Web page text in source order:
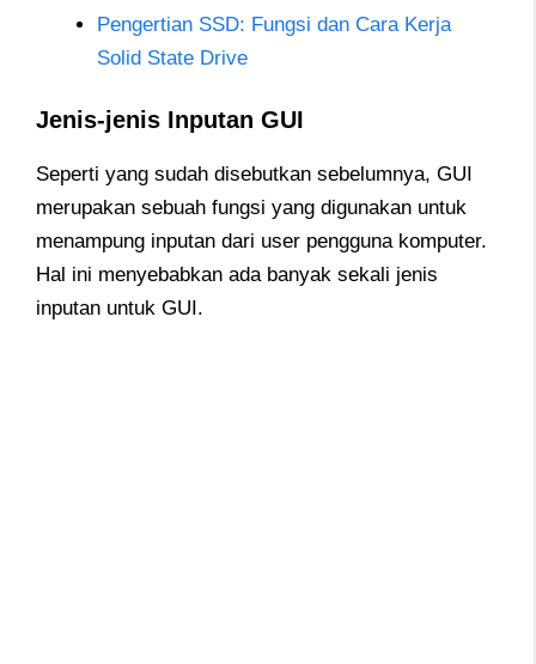
Pengertian SSD: Fungsi dan Cara Kerja
Solid State Drive
Jenis-jenis Inputan GUI
Seperti yang sudah disebutkan sebelumnya, GUI
merupakan sebuah fungsi yang digunakan untuk
menampung inputan dari user pengguna komputer.
Hal ini menyebabkan ada banyak sekali jenis
inputan untuk GUI.